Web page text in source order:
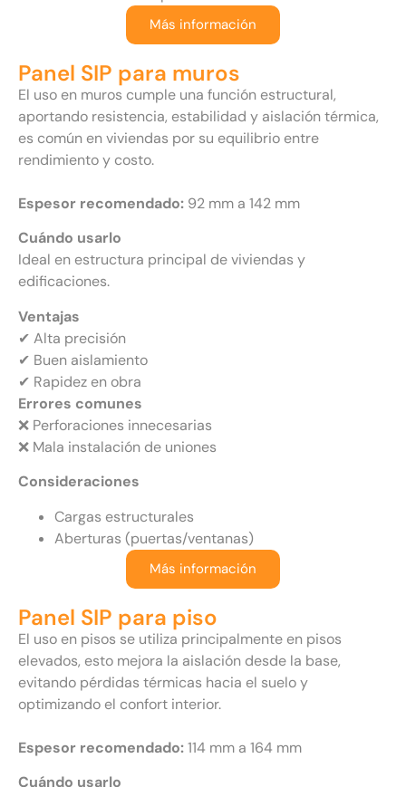
Más información
Panel SIP para muros
El uso en muros cumple una función estructural,
aportando resistencia, estabilidad y aislación térmica,
es común en viviendas por su equilibrio entre
rendimiento y costo.
Espesor recomendado: 92 mm a 142 mm
Cuándo usarlo
Ideal en estructura principal de viviendas y
edificaciones.
Ventajas
✔ Alta precisión
✔ Buen aislamiento
✔ Rapidez en obra
Errores comunes
❌ Perforaciones innecesarias
❌ Mala instalación de uniones
Consideraciones
Cargas estructurales
Aberturas (puertas/ventanas)
Más información
Panel SIP para piso
El uso en pisos se utiliza principalmente en pisos
elevados, esto mejora la aislación desde la base,
evitando pérdidas térmicas hacia el suelo y
optimizando el confort interior.
Espesor recomendado:114 mm a 164 mm
Cuándo usarlo